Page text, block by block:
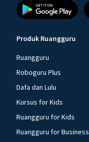
Produk Ruangguru
Ruangguru
Roboguru Plus
Dafa dan Lulu
Kursus for Kids
Ruangguru for Kids
Ruangguru for Business